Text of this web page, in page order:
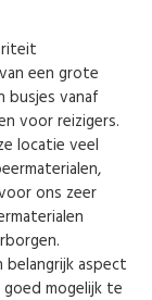
een grote
busjes vanaf
voor reizigers.
locatie veel
ons zeer
belangrijk aspect
mogelijk te